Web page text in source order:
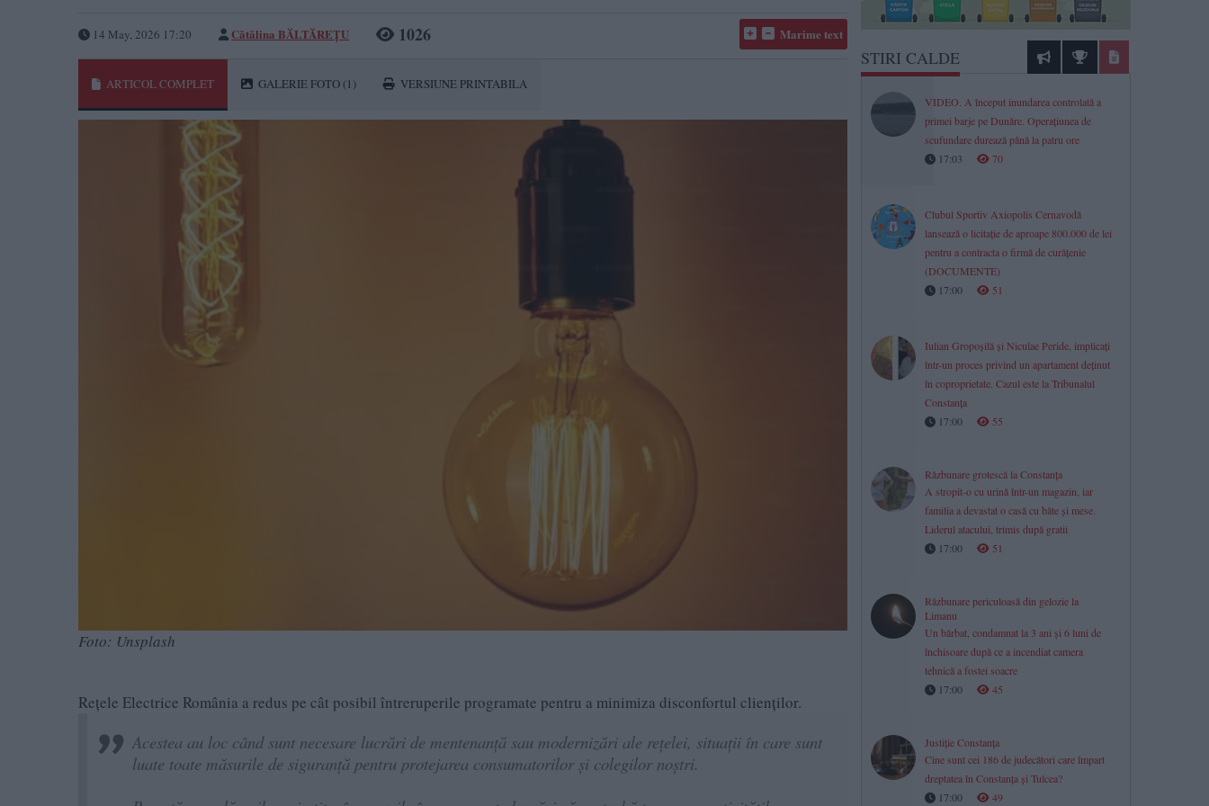
14 May, 2026 17:20 Cătălina BĂLTĂREȚU 1026 Marime text
ARTICOL COMPLET GALERIE FOTO (1) VERSIUNE PRINTABILA
Foto: Unsplash
Rețele Electrice România a redus pe cât posibil întreruperile programate pentru a minimiza disconfortul clienților.
Acestea au loc când sunt necesare lucrări de mentenanță sau modernizări ale rețelei, situații în care sunt
luate toate măsurile de siguranță pentru protejarea consumatorilor și colegilor noștri.
STIRI CALDE
VIDEO. A început inundarea controlată a
primei barje pe Dunăre. Operațiunea de
scufundare durează până la patru ore
17:03
70
Clubul Sportiv Axiopolis Cernavodă
lansează o licitație de aproape 800.000 de lei
pentru a contracta o firmă de curățenie
(DOCUMENTE)
17:00
51
Iulian Gropoșilă și Niculae Peride, implicați
într-un proces privind un apartament deținut
în coproprietate. Cazul este la Tribunalul
Constanța
17:00
55
Răzbunare grotescă la Constanța
A stropit-o cu urină într-un magazin, iar
familia a devastat o casă cu bâte și mese.
Liderul atacului, trimis după gratii
17:00
51
Răzbunare periculoasă din gelozie la
Limanu
Un bărbat, condamnat la 3 ani și 6 luni de
închisoare după ce a incendiat camera
tehnică a fostei soacre
17:00
45
Justiție Constanța
Cine sunt cei 186 de judecători care împart
dreptatea în Constanța și Tulcea?
17:00
49